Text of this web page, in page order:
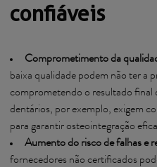
confiáveis
Comprometimento da
baixa qualidade podem não ter a
comprometendo o resultado
dentários, por exemplo, exigem
para garantir osteointegração
Aumento do risco de falhas e
fornecedores não certificados